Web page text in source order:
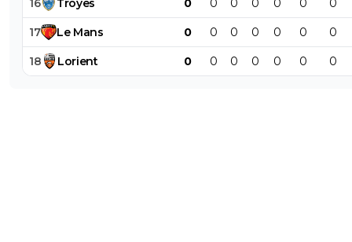
16 Troyes 0 0 0 0 0 0 0
17 Le Mans 0 0 0 0 0 0 0
18 Lorient 0 0 0 0 0 0 0